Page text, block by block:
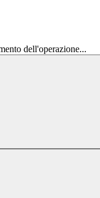
dell'operazione...